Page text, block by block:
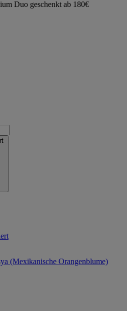
Duo geschenkt ab 180€
(Mexikanische Orangenblume)